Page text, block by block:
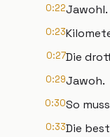
0:22Jawohl.
0:23
0:27Die
0:29Jawoh.
0:30So
0:33Die